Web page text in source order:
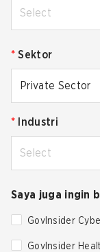
Select
* Sektor
Private Sector
* Industri
Select
Saya juga ingin
GovInsider
GovInsider